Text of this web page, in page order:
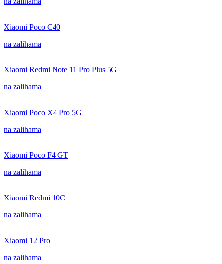
Xiaomi Poco C40
na zalihama
Xiaomi Redmi Note 11 Pro Plus 5G
na zalihama
Xiaomi Poco X4 Pro 5G
na zalihama
Xiaomi Poco F4 GT
na zalihama
Xiaomi Redmi 10C
na zalihama
Xiaomi 12 Pro
na zalihama